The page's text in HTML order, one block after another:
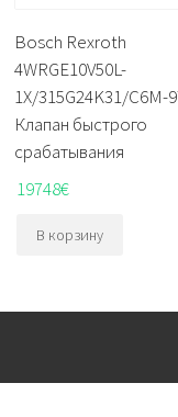
Bosch Rexroth
4WRGE10V50L-
1X/315G24K31/C6M-
Клапан быстрого
срабатывания
19748€
В корзину